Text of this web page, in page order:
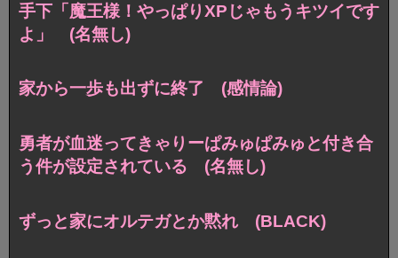
手下「魔王様！やっぱりXPじゃもうキツイです
よ」 (名無し)
家から一歩も出ずに終了 (感情論)
勇者が血迷ってきゃりーぱみゅぱみゅと付き合
う件が設定されている (名無し)
ずっと家にオルテガとか黙れ (BLACK)